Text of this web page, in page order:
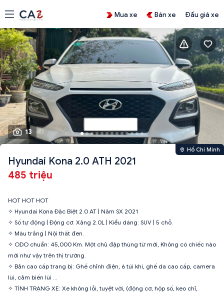
Mua xe Bán xe Đấu giá xe
13
Hồ Chí Minh
Hyundai Kona 2.0 ATH 2021
485 triệu
HOT HOT HOT
✧ Hyundai Kona Đặc Biệt 2.0 AT | Năm SX 2021
✧ Số tự động | Động cơ: Xăng 2.0L | Kiểu dáng: SUV | 5 chỗ.
✧ Màu trắng | Nội thất đen.
✧ ODO chuẩn: 45,000 Km. Một chủ đập thùng từ mới, Không có chiếc nào
mới như vậy trên thị trường.
✧ Bản cao cấp trang bị: Ghế chỉnh điện, 6 túi khí, ghế da cao cấp, camera
lùi, cảm biến lùi …
✧ TÌNH TRẠNG XE: Xe không lỗi, tuyệt vời, (động cơ, hộp số, keo chỉ,